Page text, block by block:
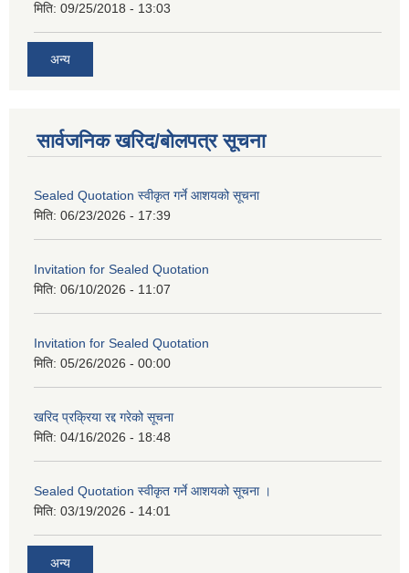
मिति: 09/25/2018 - 13:03
अन्य
सार्वजनिक खरिद/बोलपत्र सूचना
Sealed Quotation स्वीकृत गर्ने आशयको सूचना
मिति: 06/23/2026 - 17:39
Invitation for Sealed Quotation
मिति: 06/10/2026 - 11:07
Invitation for Sealed Quotation
मिति: 05/26/2026 - 00:00
खरिद प्रक्रिया रद्द गरेको सूचना
मिति: 04/16/2026 - 18:48
Sealed Quotation स्वीकृत गर्ने आशयको सूचना ।
मिति: 03/19/2026 - 14:01
अन्य